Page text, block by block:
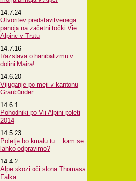
14.7.24
Otvoritev predstavitvenega
panoja na začetni točki Vie
Alpine v Trstu
14.7.16
Razstava o hanibalizmu v
dolini Maira!
14.6.20
Vijuganje po meji v kantonu
Graubünden
14.6.1
Pohodniki po Vii Alpini poleti
2014
14.5.23
Poletje bo kmalu tu... kam se
lahko odpravimo?
14.4.2
Alpe skozi oči slona Thomasa
Falka